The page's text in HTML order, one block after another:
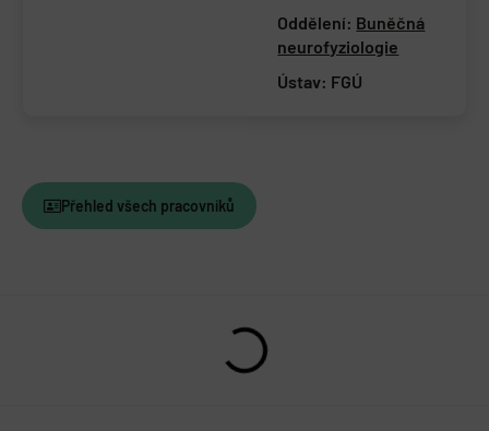
Oddělení: Buněčná
neurofyziologie
Ústav: FGÚ
Přehled všech pracovníků